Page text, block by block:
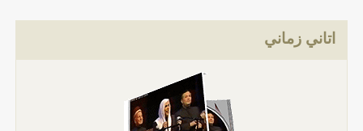
اتاني زماني